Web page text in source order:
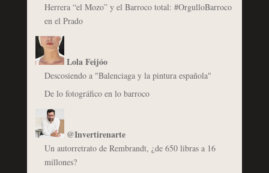
Herrera “el Mozo” y el Barroco total: #OrgulloBarroco
en el Prado
Lola Feijóo
Descosiendo a "Balenciaga y la pintura española"
De lo fotográfico en lo barroco
@Invertirenarte
Un autorretrato de Rembrandt, ¿de 650 libras a 16
millones?